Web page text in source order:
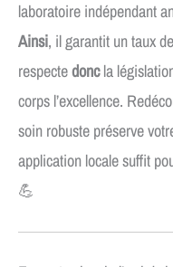
laboratoire indépendant
Ainsi, il garantit un taux
respectedoncla
corps l’excellence.
soin robuste préserve
application locale suffit
💪